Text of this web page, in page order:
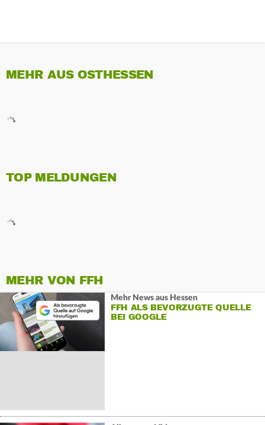
MEHR AUS OSTHESSEN
TOP MELDUNGEN
MEHR VON FFH
Mehr News aus Hessen
FFH ALS BEVORZUGTE QUELLE
BEI GOOGLE